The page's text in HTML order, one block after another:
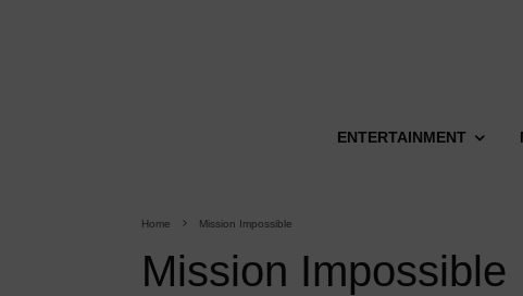
ENTERTAINMENT
Home Mission Impossible
Mission Impossible